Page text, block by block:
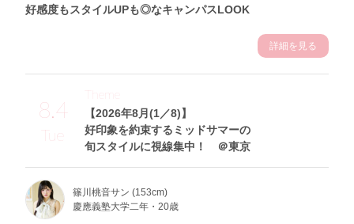
好感度もスタイルUPも◎なキャンパスLOOK
詳細を見る
8.4
Tue
【2026年8月(1／8)】
好印象を約束するミッドサマーの
旬スタイルに視線集中！ ＠東京
Theme
篠川桃音サン (153cm)
慶應義塾大学二年・20歳